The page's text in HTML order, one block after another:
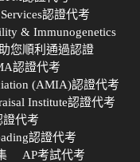
認證代考
& Immunogenetics
您順利通過認證
認證代考
(AMIA)認證代考
Institute認證代考
證代考
認證代考
AP考試代考